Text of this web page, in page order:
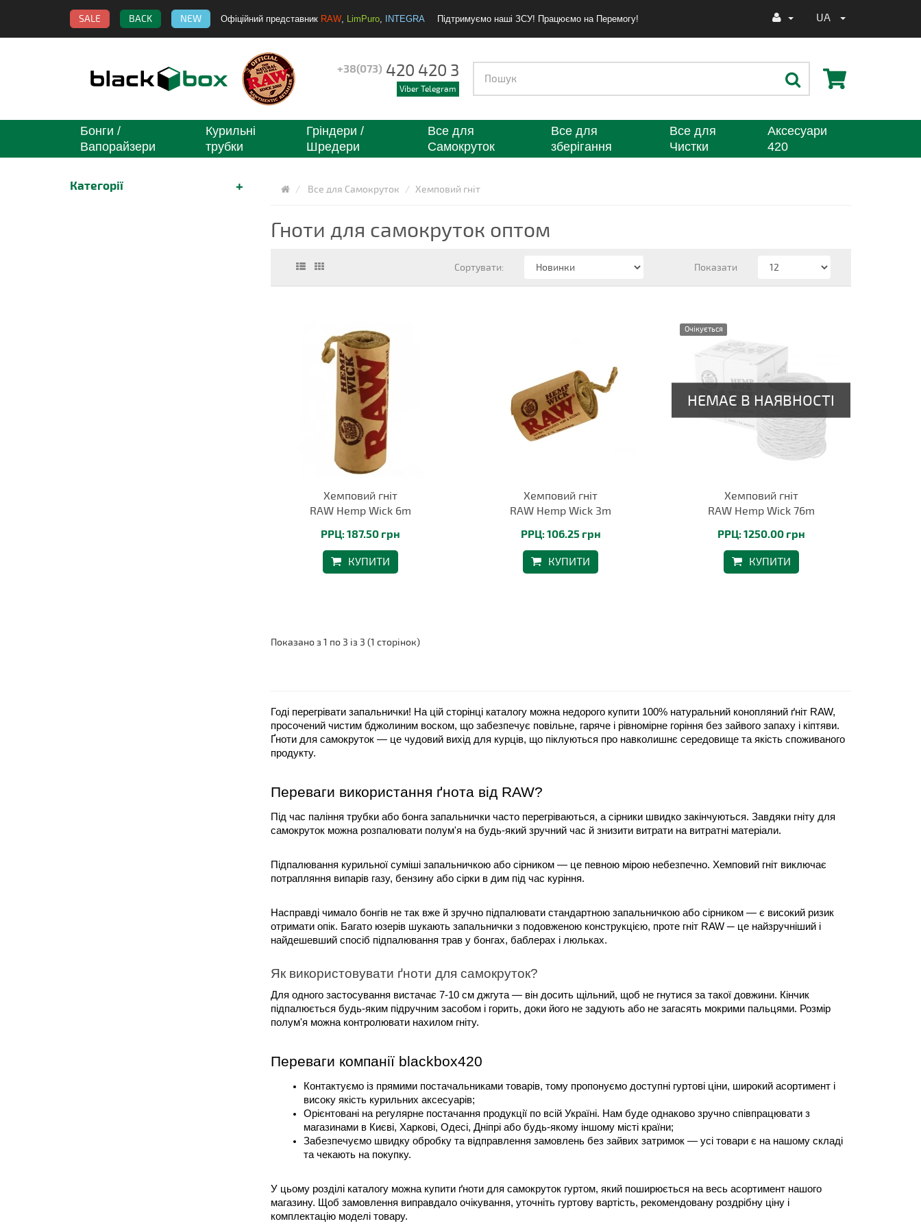
SALE BACK NEW Офіційний представник RAW LimPuro INTEGRA Підтримуємо наші ЗСУ! Працюємо на Перемогу! UA
+38(073) 420 420 3
Viber Telegram
Бонги /
Вапорайзери
Курильні
трубки
Гріндери /
Шредери
Все для
Самокруток
Все для
зберігання
Все для
Чистки
Аксесуари
420
Категорії Все для Самокруток Хемповий гніт
Гноти для самокруток оптом
Сортувати: Показати
Хемповий гніт
RAW Hemp Wick 6m
РРЦ: 187.50 грн
КУПИТИ
Хемповий гніт
RAW Hemp Wick 3m
РРЦ: 106.25 грн
КУПИТИ
Очікується
Хемповий гніт
RAW Hemp Wick 76m
РРЦ: 1250.00 грн
КУПИТИ
Показано з 1 по 3 із 3 (1 сторінок)
Годі перегрівати запальнички! На цій сторінці каталогу можна недорого купити 100% натуральний конопляний ґніт RAW,
просочений чистим бджолиним воском, що забезпечує повільне, гаряче і рівномірне горіння без зайвого запаху і кіптяви.
Ґноти для самокруток — це чудовий вихід для курців, що піклуються про навколишнє середовище та якість споживаного
продукту.
Переваги використання ґнота від RAW?
Під час паління трубки або бонга запальнички часто перегріваються, а сірники швидко закінчуються. Завдяки гніту для
самокруток можна розпалювати полум'я на будь-який зручний час й знизити витрати на витратні матеріали.
Підпалювання курильної суміші запальничкою або сірником — це певною мірою небезпечно. Хемповий гніт виключає
потрапляння випарів газу, бензину або сірки в дим під час куріння.
Насправді чимало бонгів не так вже й зручно підпалювати стандартною запальничкою або сірником — є високий ризик
отримати опік. Багато юзерів шукають запальнички з подовженою конструкцією, проте гніт RAW ─ це найзручніший і
найдешевший спосіб підпалювання трав у бонгах, баблерах і люльках.
Як використовувати ґноти для самокруток?
Для одного застосування вистачає 7-10 см джгута — він досить щільний, щоб не гнутися за такої довжини. Кінчик
підпалюється будь-яким підручним засобом і горить, доки його не задують або не загасять мокрими пальцями. Розмір
полум'я можна контролювати нахилом гніту.
Переваги компанії blackbox420
Контактуємо із прямими постачальниками товарів, тому пропонуємо доступні гуртові ціни, широкий асортимент і
високу якість курильних аксесуарів;
Орієнтовані на регулярне постачання продукції по всій Україні. Нам буде однаково зручно співпрацювати з
магазинами в Києві, Харкові, Одесі, Дніпрі або будь-якому іншому місті країни;
Забезпечуємо швидку обробку та відправлення замовлень без зайвих затримок — усі товари є на нашому складі
та чекають на покупку.
У цьому розділі каталогу можна купити ґноти для самокруток гуртом, який поширюється на весь асортимент нашого
магазину. Щоб замовлення виправдало очікування, уточніть гуртову вартість, рекомендовану роздрібну ціну і
комплектацію моделі товару.